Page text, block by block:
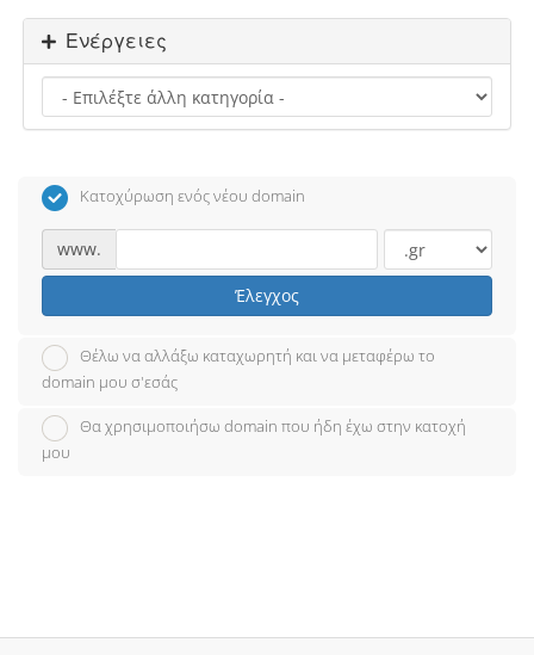
Ενέργειες
Κατοχύρωση ενός νέου domain
www.
Έλεγχος
Θέλω να αλλάξω καταχωρητή και να μεταφέρω το
domain μου σ'εσάς
Θα χρησιμοποιήσω domain που ήδη έχω στην κατοχή
μου